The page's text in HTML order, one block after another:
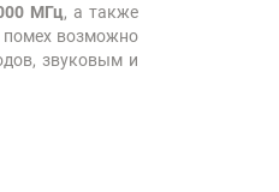
МГц, а также
возможно
звуковым и